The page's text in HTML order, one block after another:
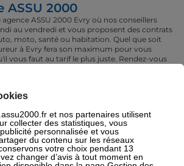
ASSU 2000
ASSU 2000 Evry où nos conseillers
au vendredi et vous proposent des contrats
moto, santé ou habitation. Quel que soit
à Evry fera son maximum pour vous
vous faut au tarif le plus juste. Rendez-vous
les particuliers
et nos partenaires utilisent
collecter des statistiques, vous
personnalisée et vous
du contenu sur les réseaux
votre choix pendant 13
changer d’avis à tout moment en